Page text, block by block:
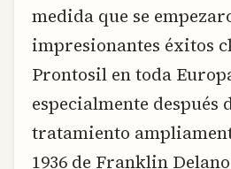
medida que se
impresionantes éxitos
Prontosil en toda
especialmente después
tratamiento
1936 de Franklin